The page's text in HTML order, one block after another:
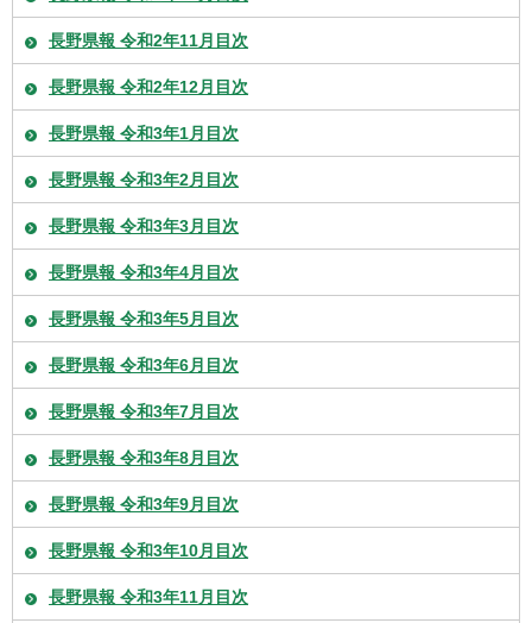
長野県報 令和2年11月目次
長野県報 令和2年12月目次
長野県報 令和3年1月目次
長野県報 令和3年2月目次
長野県報 令和3年3月目次
長野県報 令和3年4月目次
長野県報 令和3年5月目次
長野県報 令和3年6月目次
長野県報 令和3年7月目次
長野県報 令和3年8月目次
長野県報 令和3年9月目次
長野県報 令和3年10月目次
長野県報 令和3年11月目次